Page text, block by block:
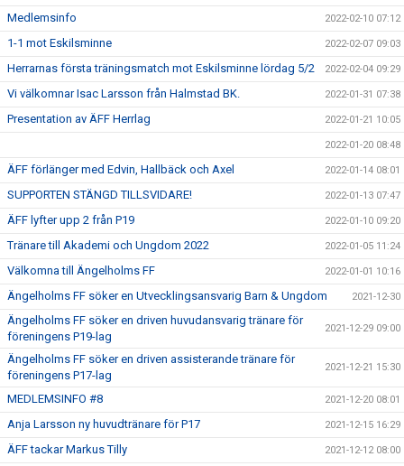
Medlemsinfo 2022-02-10 07:12
1-1 mot Eskilsminne 2022-02-07 09:03
Herrarnas första träningsmatch mot Eskilsminne lördag 5/2 2022-02-04 09:29
Vi välkomnar Isac Larsson från Halmstad BK. 2022-01-31 07:38
Presentation av ÄFF Herrlag 2022-01-21 10:05
2022-01-20 08:48
ÄFF förlänger med Edvin, Hallbäck och Axel 2022-01-14 08:01
SUPPORTEN STÄNGD TILLSVIDARE! 2022-01-13 07:47
ÄFF lyfter upp 2 från P19 2022-01-10 09:20
Tränare till Akademi och Ungdom 2022 2022-01-05 11:24
Välkomna till Ängelholms FF 2022-01-01 10:16
Ängelholms FF söker en Utvecklingsansvarig Barn & Ungdom 2021-12-30
Ängelholms FF söker en driven huvudansvarig tränare för
föreningens P19-lag
2021-12-29 09:00
Ängelholms FF söker en driven assisterande tränare för
föreningens P17-lag
2021-12-21 15:30
MEDLEMSINFO #8 2021-12-20 08:01
Anja Larsson ny huvudtränare för P17 2021-12-15 16:29
ÄFF tackar Markus Tilly 2021-12-12 08:00